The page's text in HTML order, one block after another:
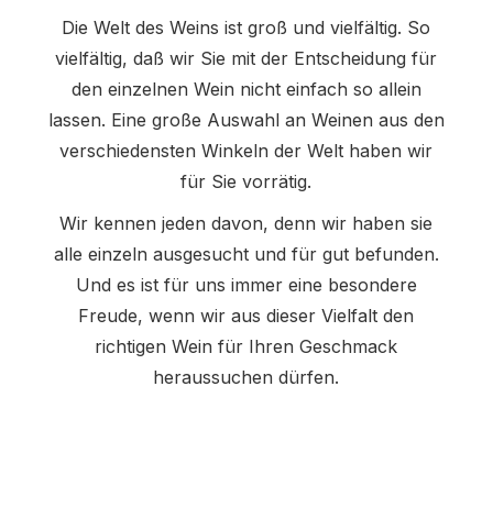
Die Welt des Weins ist groß und vielfältig. So
vielfältig, daß wir Sie mit der Entscheidung für
den einzelnen Wein nicht einfach so allein
lassen. Eine große Auswahl an Weinen aus den
verschiedensten Winkeln der Welt haben wir
für Sie vorrätig.
Wir kennen jeden davon, denn wir haben sie
alle einzeln ausgesucht und für gut befunden.
Und es ist für uns immer eine besondere
Freude, wenn wir aus dieser Vielfalt den
richtigen Wein für Ihren Geschmack
heraussuchen dürfen.